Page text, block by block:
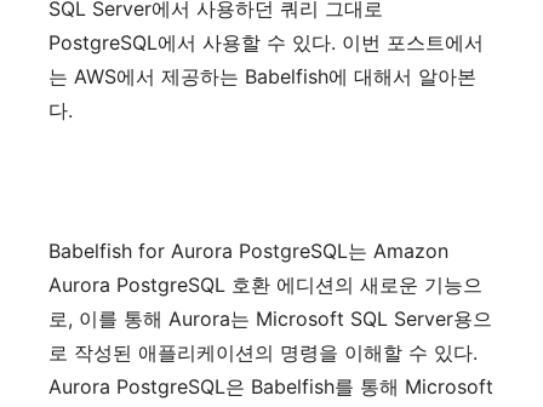
SQL Server에서 사용하던 쿼리 그대로
PostgreSQL에서 사용할 수 있다. 이번 포스트에서
는 AWS에서 제공하는 Babelfish에 대해서 알아본
다.
Babelfish for Aurora PostgreSQL는 Amazon
Aurora PostgreSQL 호환 에디션의 새로운 기능으
로, 이를 통해 Aurora는 Microsoft SQL Server용으
로 작성된 애플리케이션의 명령을 이해할 수 있다.
Aurora PostgreSQL은 Babelfish를 통해 Microsoft